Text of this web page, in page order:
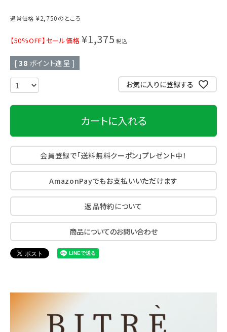
通常価格 ¥2,750のところ
【50％OFF】セール価格 ¥1,375 税込
[ 38 ポイント進呈 ]
お気に入りに登録する
カートに入れる
会員登録で「送料無料クーポン」プレゼント中！
AmazonPayでもお支払いいただけます
返品特約について
商品についてのお問い合わせ